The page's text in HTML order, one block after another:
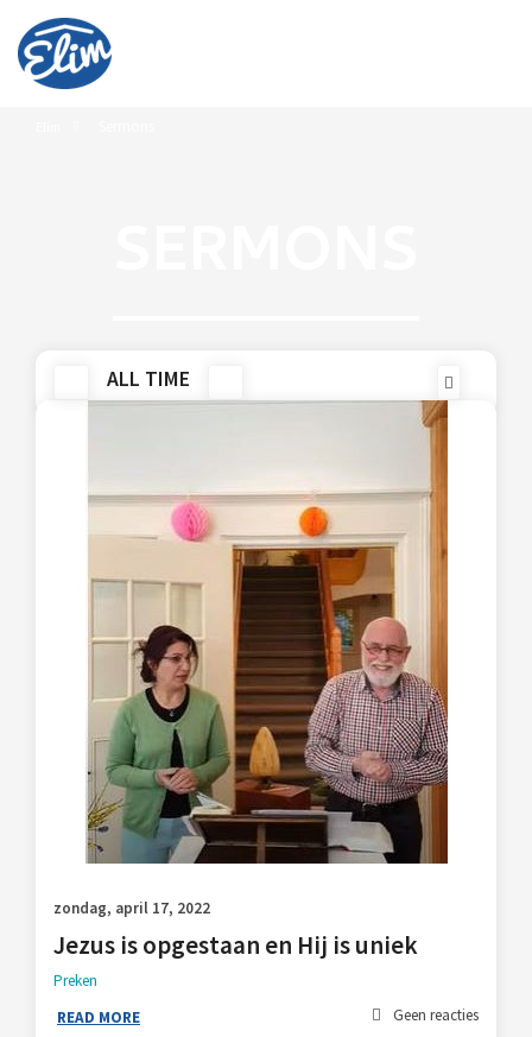
ALL TIME
zondag, april 17, 2022
Jezus is opgestaan en Hij is uniek
Preken
READ MORE
Geen reacties